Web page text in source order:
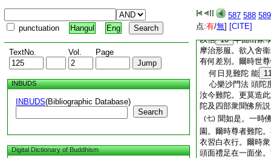
punctuation Hangul Eng
TextNo. Vol. Page
INBUDS
INBUDS(Bibliographic Database)
Search
Digital Dictionary of Buddhism
587 588 589
点:有/無] [CITE]
豈不以信牢固出家
是世尊。世尊告曰
以信 10 牢固出家
摩治形服。欲入舍
有何差別。爾時世
何日見難陀 能
心樂沙門法 頭陀
汝今難陀。更莫造
陀及四部衆聞佛所
(七) 聞如是。一時
園。爾時尊者難陀
衣習白衣行。爾時
頭面禮足在一面坐